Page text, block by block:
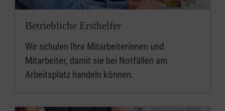
Betriebliche Ersthelfer
Wir schulen Ihre Mitarbeiterinnen und
Mitarbeiter, damit sie bei Notfällen am
Arbeitsplatz handeln können.